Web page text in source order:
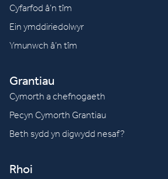
Cyfarfod â’n tîm
Ein ymddiriedolwyr
Ymunwch â’n tîm
Grantiau
Cymorth a chefnogaeth
Pecyn Cymorth Grantiau
Beth sydd yn digwydd nesaf?
Rhoi